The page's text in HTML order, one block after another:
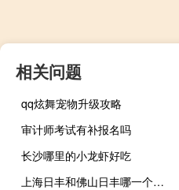
相关问题
qq炫舞宠物升级攻略
审计师考试有补报名吗
长沙哪里的小龙虾好吃
上海日丰和佛山日丰哪一个是真的